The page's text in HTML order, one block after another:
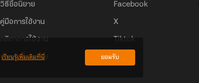
วิธีซื้อนิยาย
คู่มือการใช้งาน
กติกาการใช้งาน
คำถามที่พบบ่อย
Facebook
X
Tiktok
เรียนรู้เพิ่มเติมที่นี่ ยอมรับ